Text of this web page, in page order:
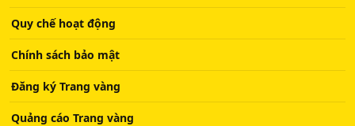
Quy chế hoạt động
Chính sách bảo mật
Đăng ký Trang vàng
Quảng cáo Trang vàng